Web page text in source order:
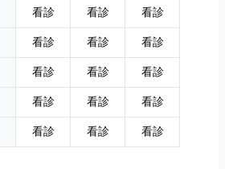
看診 看診
看診
看診 看診
看診
看診 看診
看診
看診 看診
看診
看診 看診 看診